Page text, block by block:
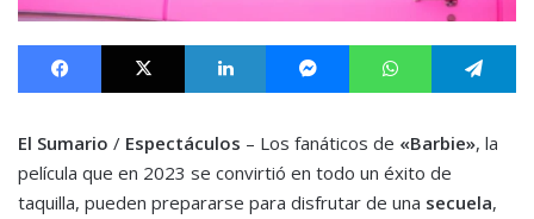
Facebook X LinkedIn MessengerWhatsApp
El Sumario / Espectáculos – Los fanáticos de «Barbie», la
película que en 2023 se convirtió en todo un éxito de
taquilla, pueden prepararse para disfrutar de una secuela,